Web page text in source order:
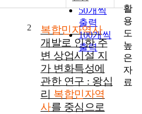
50개씩
출력
100개씩
출력
2
복합민자역사
개발로 인한 주
변 상업시설 지
가 변화특성에
관한 연구 : 왕십
리 복합민자역
사를 중심으로
활
용
도
높
은
자
료